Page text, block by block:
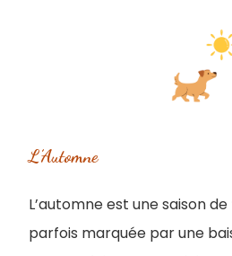
L’Automne
L’automne est une saison de
parfois marquée par une